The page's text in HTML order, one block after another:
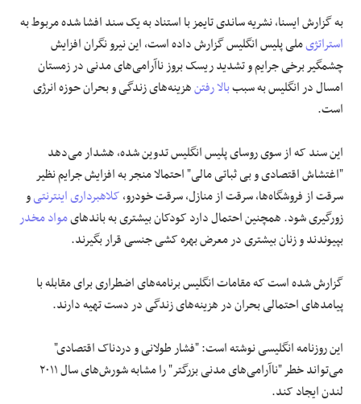
به گزارش ایسنا، نشریه ساندی تایمز با استناد به یک سند افشا شده مربوط به
استراتژیملی پلیس انگلیس گزارش داده است، این نیرو نگران افزایش
چشمگیر برخی جرایم و تشدید ریسک بروز ناآرامی‌های مدنی در زمستان
امسال در انگلیس به سبببالا رفتنهزینه‌های زندگی و بحران حوزه انرژی
است.
این سند که از سوی روسای پلیس انگلیس تدوین شده، هشدار می‌دهد
"اغتشاش اقتصادی و بی ثباتی مالی" احتمالا منجر به افزایش جرایم نظیر
سرقت از فروشگاه‌ها، سرقت از منازل، سرقت خودرو،کلاهبرداریاینترنتیو
زورگیری شود. همچنین احتمال دارد کودکان بیشتری به باندهایمواد مخدر
بپیوندند و زنان بیشتری در معرض بهره کشی جنسی قرار بگیرند.
گزارش شده است که مقامات انگلیس برنامه‌های اضطراری برای مقابله با
پیامدهای احتمالی بحران در هزینه‌های زندگی در دست تهیه دارند.
این روزنامه انگلیسی نوشته است: "فشار طولانی و دردناک اقتصادی"
می‌تواند خطر "ناآرامی‌های مدنی بزرگتر" را مشابه شورش‌های سال ۲۰۱۱
لندن ایجاد کند.